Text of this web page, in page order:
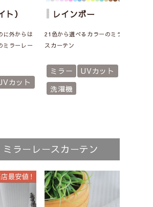
）
に外からは
ミラーレー
カット
レインボー
21色から選べるカラーのミラーレー
スカーテン
ミラー
UVカット
洗濯機
ラーレースカーテン